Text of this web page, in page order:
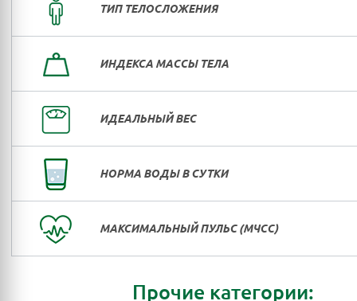
ТИП ТЕЛОСЛОЖЕНИЯ
ИНДЕКСА МАССЫ ТЕЛА
ИДЕАЛЬНЫЙ ВЕС
НОРМА ВОДЫ В СУТКИ
МАКСИМАЛЬНЫЙ ПУЛЬС (МЧСС)
Прочие категории: